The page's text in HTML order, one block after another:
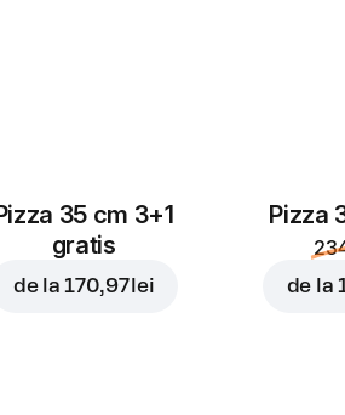
35 cm 3+1
gratis
de la170,97 lei
Pizza
de la